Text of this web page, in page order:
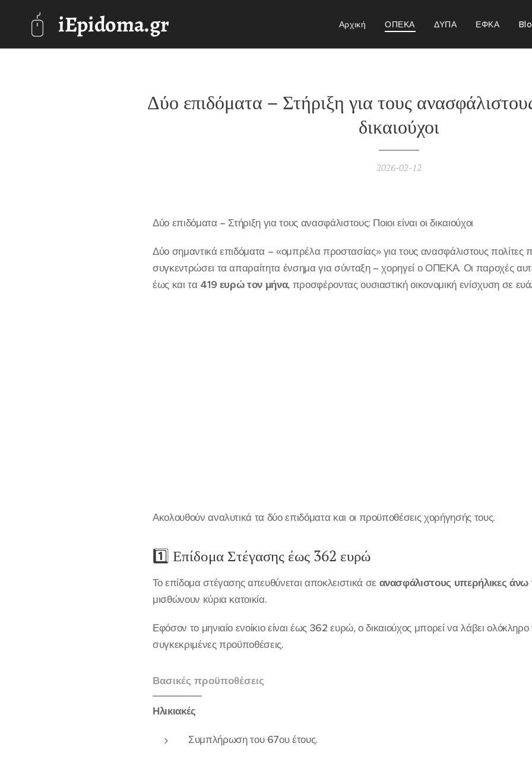
iEpidoma.gr Αρχική ΟΠΕΚΑ ΔΥΠΑ ΕΦΚΑ
Δύο επιδόματα – Στήριξη για τους
δικαιούχοι
2026-02-12
Δύο επιδόματα – Στήριξη για τους ανασφάλιστους: Ποιοι είναι οι δικαιούχοι
Δύο σημαντικά επιδόματα – «ομπρέλα προστασίας» για τους ανασφάλιστους πολίτες
συγκεντρώσει τα απαραίτητα ένσημα για σύνταξη – χορηγεί ο ΟΠΕΚΑ. Οι παροχές
έως και τα 419 ευρώ τον μήνα, προσφέροντας ουσιαστική οικονομική ενίσχυση σε
Ακολουθούν αναλυτικά τα δύο επιδόματα και οι προϋποθέσεις χορήγησής τους.
1️⃣ Επίδομα Στέγασης έως 362 ευρώ
Το επίδομα στέγασης απευθύνεται αποκλειστικά σε ανασφάλιστους υπερήλικες
μισθώνουν κύρια κατοικία.
Εφόσον το μηνιαίο ενοίκιο είναι έως 362 ευρώ, ο δικαιούχος μπορεί να λάβει
συγκεκριμένες προϋποθέσεις.
Βασικές προϋποθέσεις
Ηλικιακές
Συμπλήρωση του 67ου έτους.